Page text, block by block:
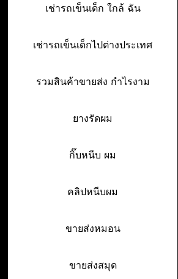
เช่ารถเข็นเด็ก ใกล้ ฉัน
เช่ารถเข็นเด็กไปต่างประเทศ
รวมสินค้าขายส่ง กำไรงาม
ยางรัดผม
กิ๊บหนีบ ผม
คลิปหนีบผม
ขายส่งหมอน
ขายส่งสมุด